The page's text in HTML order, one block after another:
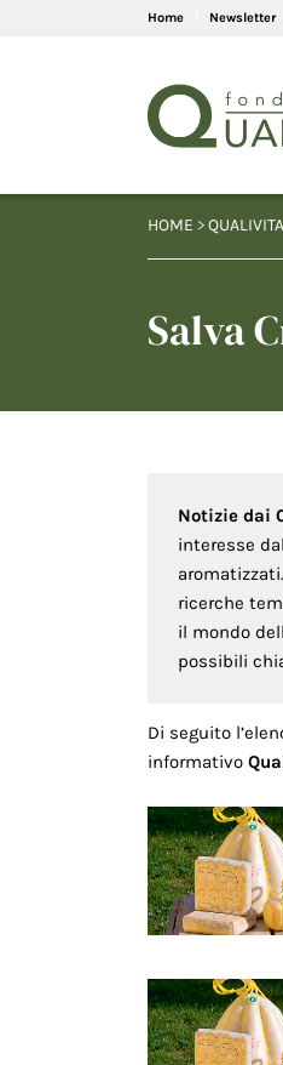
Home Newsletter
HOME >
Salva
Notizie dai
interesse
ricerche
il mondo
possibili
Di seguito
informativo